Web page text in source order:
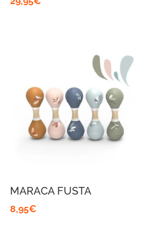
MARACA FUSTA
8,95€